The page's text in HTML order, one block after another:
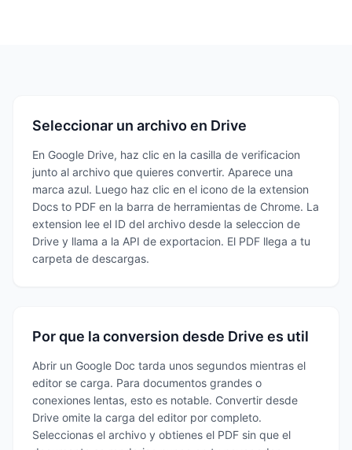
Seleccionar un archivo en Drive
En Google Drive, haz clic en la casilla de verificacion
junto al archivo que quieres convertir. Aparece una
marca azul. Luego haz clic en el icono de la extension
Docs to PDF en la barra de herramientas de Chrome. La
extension lee el ID del archivo desde la seleccion de
Drive y llama a la API de exportacion. El PDF llega a tu
carpeta de descargas.
Por que la conversion desde Drive es util
Abrir un Google Doc tarda unos segundos mientras el
editor se carga. Para documentos grandes o
conexiones lentas, esto es notable. Convertir desde
Drive omite la carga del editor por completo.
Seleccionas el archivo y obtienes el PDF sin que el